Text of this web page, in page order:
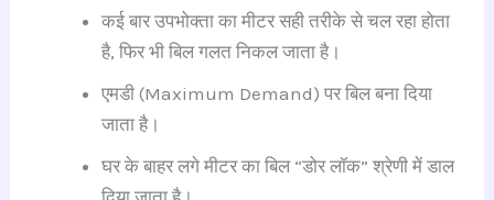
कई बार उपभोक्ता का मीटर सही तरीके से चल रहा होता
है, फिर भी बिल गलत निकल जाता है।
एमडी (Maximum Demand) पर बिल बना दिया
जाता है।
घर के बाहर लगे मीटर का बिल “डोर लॉक” श्रेणी में डाल